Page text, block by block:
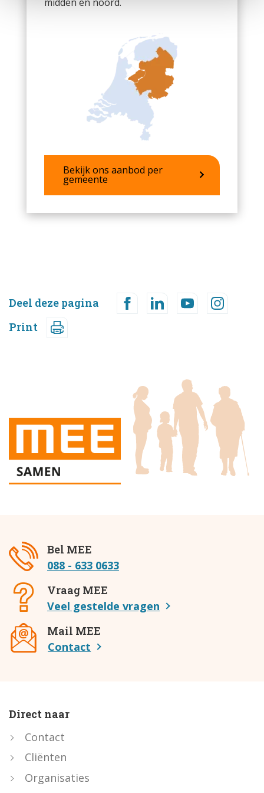
Bekijk ons aanbod per
gemeente
Deel deze pagina
Print
Bel MEE
088 - 633 0633
Vraag MEE
Veel gestelde vragen
Mail MEE
Contact
Direct naar
Contact
Cliënten
Organisaties